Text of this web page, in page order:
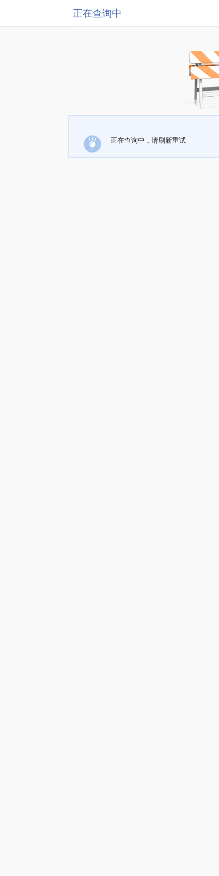
正在查询中
正在查询中，请刷新重试